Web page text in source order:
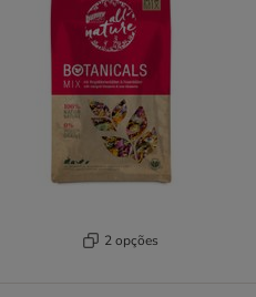
2 opções